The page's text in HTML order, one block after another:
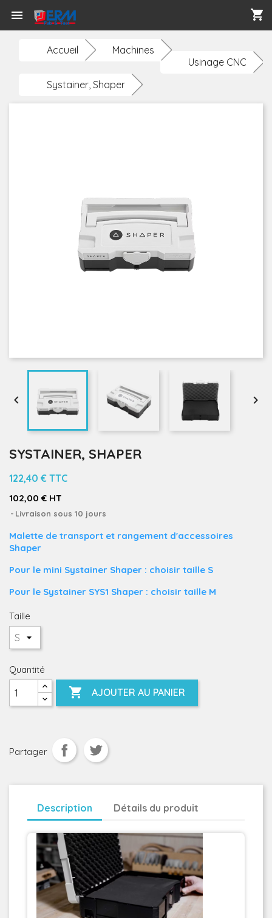
 shopping_cart
Accueil
Machines
Usinage CNC
Systainer, Shaper
 
SYSTAINER, SHAPER
122,40 € TTC
102,00 € HT
Livraison sous 10 jours
Malette de transport et rangement d'accessoires
Shaper
Pour le mini Systainer Shaper : choisir taille S
Pour le Systainer SYS1 Shaper : choisir taille M
Taille
Quantité
 AJOUTER AU PANIER
Partager
Description Détails du produit